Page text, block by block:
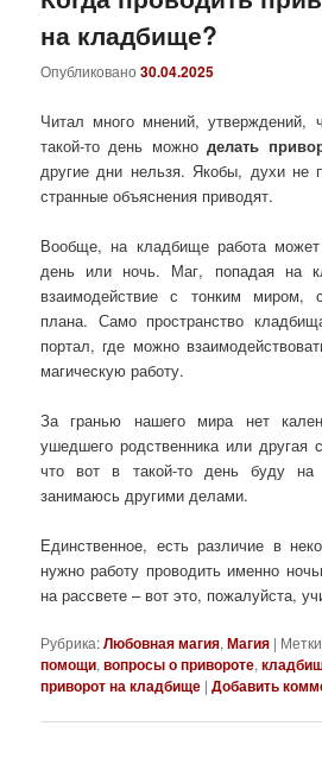
на кладбище?
Опубликовано30.04.2025
Читал много мнений, утверждений,
такой-то день можноделать
другие дни нельзя. Якобы, духи не
странные объяснения приводят.
Вообще, на кладбище работа
день или ночь. Маг, попадая на
взаимодействие с тонким миром,
плана. Само пространство
портал, где можно
магическую работу.
За гранью нашего мира нет
ушедшего родственника или другая
что вот в такой-то день буду
занимаюсь другими делами.
Единственное, есть различие в
нужно работу проводить именно
на рассвете – вот это, пожалуйста,
Рубрика:Любовная магия,Магия |
помощи,вопросы о привороте,
приворот на кладбище |Добавить